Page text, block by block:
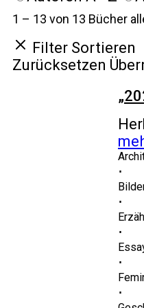
1 – 13 von 13 Bücher
Filter Sortieren
Zurücksetzen
⋅
⋅
⋅
⋅
⋅